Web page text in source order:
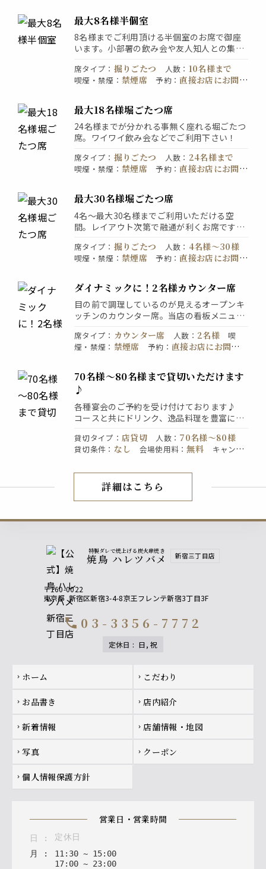
最大8名様半個室
8名様までご利用頂ける半個室のお席で御座
います。小部署の飲み会や友人知人との集ま
周りを気にせずお食事や会話をお楽しみいた
だける空間で御座います。
席タイプ ： 掘りごたつ 人数 ： 10名様まで
喫煙・禁煙 ： 禁煙席 予約：直接お店にお問い
最大18名様堀ごたつ席
24名様までが分かれる事無く座れる堀ごたつ
席。ワイワイ飲み会などでご利用下さい！
席タイプ ： 掘りごたつ 人数 ： 24名様まで
喫煙・禁煙 ： 禁煙席 予約：直接お店にお問い
最大30名様堀ごたつ席
4名～最大30名様までご利用いただける空
間。レイアウト次第で融通が利くお席ですの
い。
会社の飲み会、歓送迎会、同窓会、合コン、
お席で御座います。
席タイプ ： 掘りごたつ 人数 ： 4名様〜30様
喫煙・禁煙 ： 禁煙席 予約：直接お店にお問い
ダイナミックに！2名様カウンター席
目の前で調理しているのが見えるオープンキ
ッチンのカウンター席。当店の看板メニュー
来ます。料理が出来上がっていく瞬間を見渡
せるのもカウンター席ならではの醍醐味で
席タイプ ： カウンター席 人数 ： 2名様
喫
煙・禁煙 ： 禁煙席 予約 ： 直接お店にお問い
70名様～80名様まで貸切いただけます
♪
各種宴会のご予約を受け付けております♪
コースと共にドリンク、逸品料理を豊富にご
いませ！皆様のお越しをお待ちしておりま
す。詳細、人数などお気軽にご相談下さいま
貸切タイプ ： 店貸切 人数： 70名様〜80様
貸切条件 ： なし 会場使用料 ：無料
キャンセ
せください
店内紹介
詳細はこちら
特製ダレで焼上げる炭火串焼き
焼鳥 ハレツバメ 新宿三丁目店
〒160-0022
東京都 新宿区新宿3-4-8京王フレンテ新宿3丁目3F
call 03-3356-7772
定休日 : 日, 祝
Footer navigation
chevron_right ホーム chevron_right こだわり
chevron_right お品書き chevron_right 店内紹介
chevron_right 新着情報 chevron_right 店舗情報・地図
chevron_right 写真 chevron_right クーポン
chevron_right 個人情報保護方針
営業日・営業時間
日 :
定休日
月
: 11 : 30 ~ 15: 00
17: 00 ~ 23: 00